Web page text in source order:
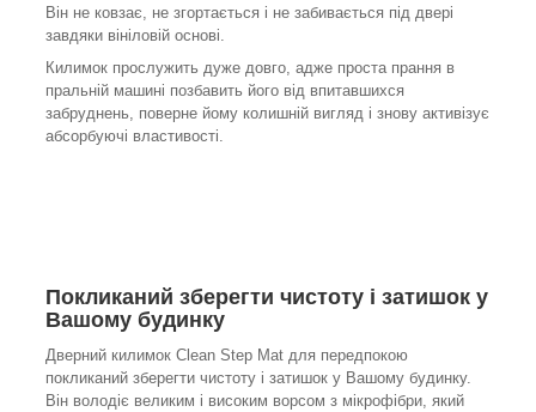
Він не ковзає, не згортається і не забивається під двері
завдяки вініловій основі.
Килимок прослужить дуже довго, адже проста прання в
пральній машині позбавить його від впитавшихся
забруднень, поверне йому колишній вигляд і знову активізує
абсорбуючі властивості.
Покликаний зберегти чистоту і затишок у
Вашому будинку
Дверний килимок Clean Step Mat для передпокою
покликаний зберегти чистоту і затишок у Вашому будинку.
Він володіє великим і високим ворсом з мікрофібри, який